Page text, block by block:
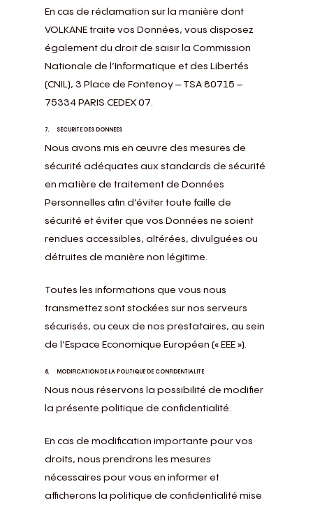
En cas de réclamation sur la manière dont
VOLKANE traite vos Données, vous disposez
également du droit de saisir la Commission
Nationale de l’Informatique et des Libertés
(CNIL), 3 Place de Fontenoy – TSA 80715 –
75334 PARIS CEDEX 07.
7. SECURITE DES DONNEES
Nous avons mis en œuvre des mesures de
sécurité adéquates aux standards de sécurité
en matière de traitement de Données
Personnelles afin d’éviter toute faille de
sécurité et éviter que vos Données ne soient
rendues accessibles, altérées, divulguées ou
détruites de manière non légitime.
Toutes les informations que vous nous
transmettez sont stockées sur nos serveurs
sécurisés, ou ceux de nos prestataires, au sein
de l’Espace Economique Européen (« EEE »).
8. MODIFICATION DE LA POLITIQUE DE CONFIDENTIALITE
Nous nous réservons la possibilité de modifier
la présente politique de confidentialité.
En cas de modification importante pour vos
droits, nous prendrons les mesures
nécessaires pour vous en informer et
afficherons la politique de confidentialité mise